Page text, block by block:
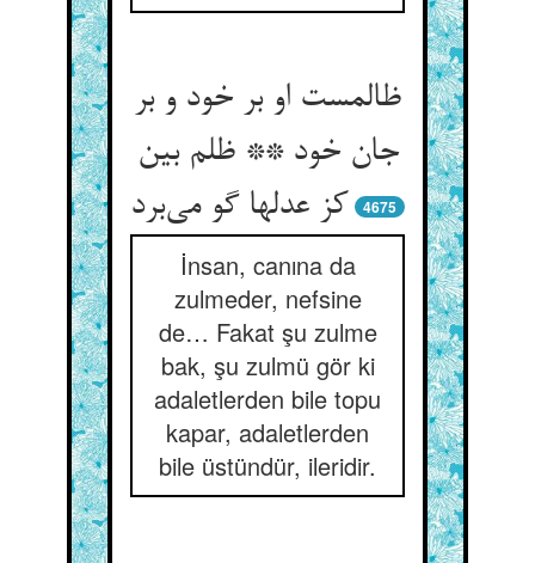
ظالمست او بر خود و بر
جان خود ** ظلم بین
کز عدلها گو می‌برد
4675
İnsan, canına da
zulmeder, nefsine
de… Fakat şu zulme
bak, şu zulmü gör ki
adaletlerden bile topu
kapar, adaletlerden
bile üstündür, ileridir.